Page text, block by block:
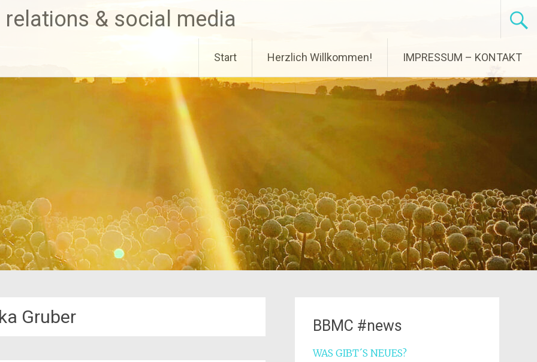
relations & social media
Start Herzlich Willkommen! IMPRESSUM – KONTAKT
Gruber BBMC #news
WAS GIBT´S NEUES?